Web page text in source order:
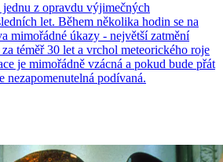
jednu z opravdu výjimečných
let. Během několika hodin se na
mimořádné úkazy - největší zatmění
téměř 30 let a vrchol meteorického roje
je mimořádně vzácná a pokud bude přát
nezapomenutelná podívaná.